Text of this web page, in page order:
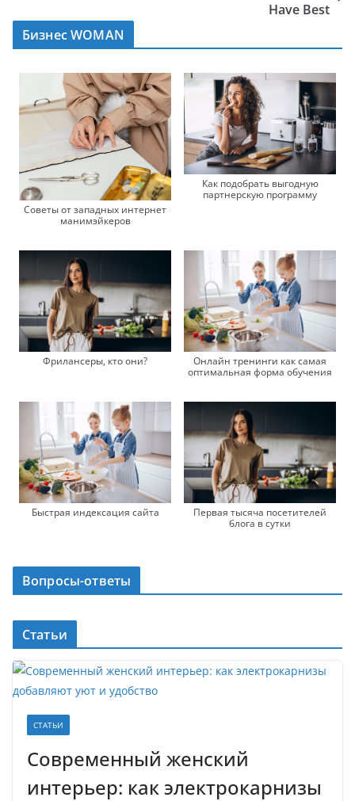
Have Best
Бизнес WOMAN
Советы от западных интернет
манимэйкеров
Как подобрать выгодную
партнерскую программу
Фрилансеры, кто они?
Онлайн тренинги как самая
оптимальная форма обучения
Быстрая индексация сайта
Первая тысяча посетителей
блога в сутки
Вопросы-ответы
Статьи
СТАТЬИ
Современный женский
интерьер: как электрокарнизы